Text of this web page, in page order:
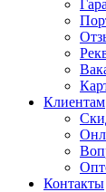
Клиентам
Контакты